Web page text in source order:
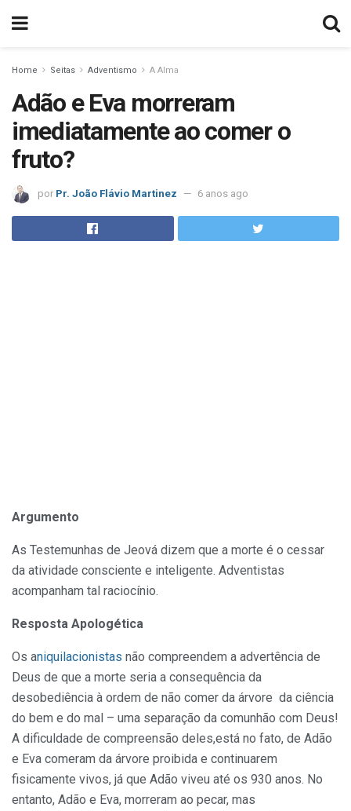
Home Seitas Adventismo A Alma
Adão e Eva morreram
imediatamente ao comer o
fruto?
por Pr. João Flávio Martinez 6 anos ago
Argumento
As Testemunhas de Jeová dizem que a morte é o cessar
da atividade consciente e inteligente. Adventistas
acompanham tal raciocínio.
Resposta Apologética
Os aniquilacionistas não compreendem a advertência de
Deus de que a morte seria a consequência da
desobediência à ordem de não comer da árvore da ciência
do bem e do mal – uma separação da comunhão com Deus!
A dificuldade de compreensão deles,está no fato, de Adão
e Eva comeram da árvore proibida e continuarem
fisicamente vivos, já que Adão viveu até os 930 anos. No
entanto, Adão e Eva, morreram ao pecar, mas